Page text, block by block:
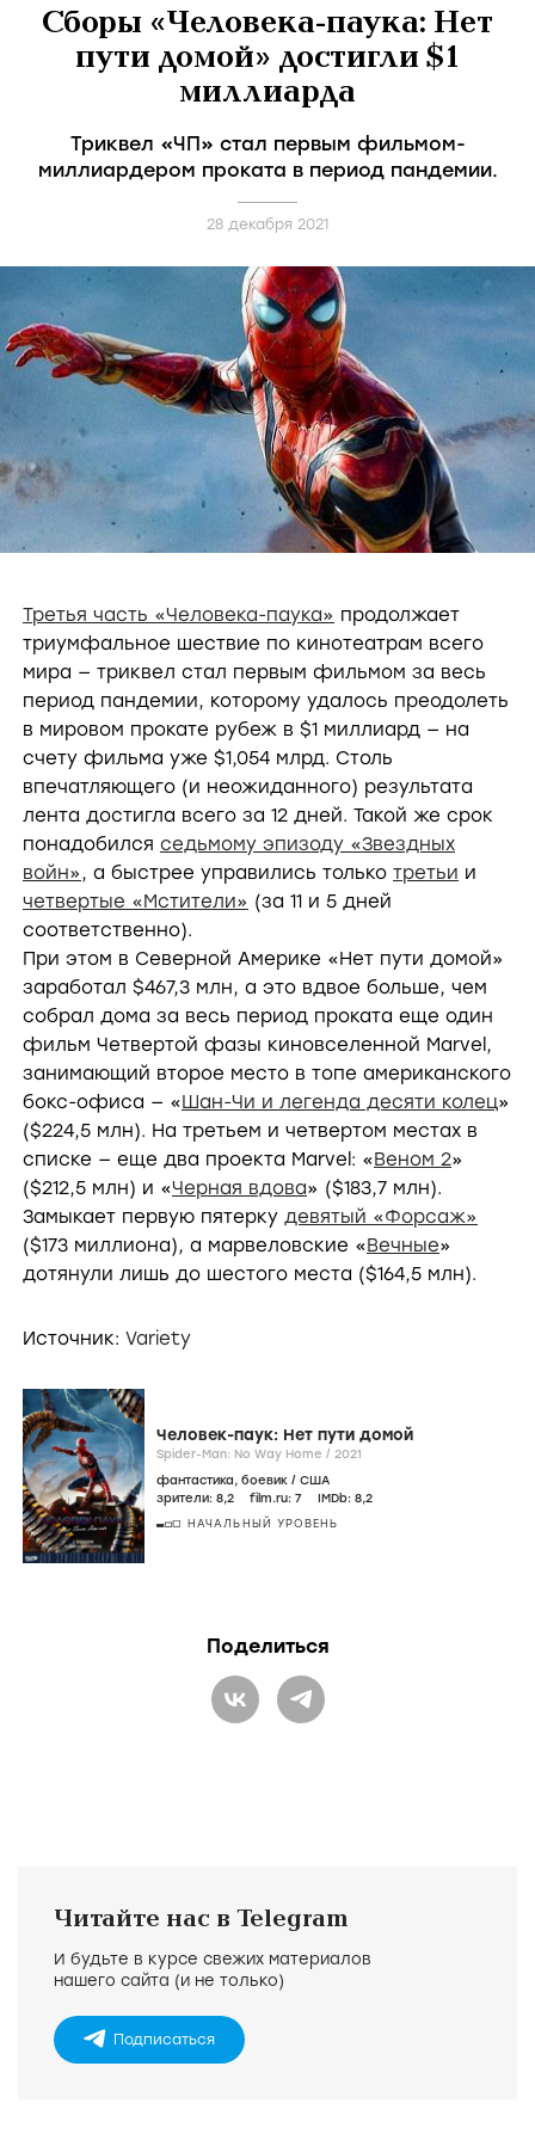
Сборы «Человека-паука: Нет
пути домой» достигли $1
миллиарда
Триквел «ЧП» стал первым фильмом-
миллиардером проката в период пандемии.
28 декабря 2021
Третья часть «Человека-паука» продолжает
триумфальное шествие по кинотеатрам всего
мира — триквел стал первым фильмом за весь
период пандемии, которому удалось преодолеть
в мировом прокате рубеж в $1 миллиард — на
счету фильма уже $1,054 млрд. Столь
впечатляющего (и неожиданного) результата
лента достигла всего за 12 дней. Такой же срок
понадобился седьмому эпизоду «Звездных
войн», а быстрее управились только третьи и
четвертые «Мстители» (за 11 и 5 дней
соответственно).
При этом в Северной Америке «Нет пути домой»
заработал $467,3 млн, а это вдвое больше, чем
собрал дома за весь период проката еще один
фильм Четвертой фазы киновселенной Marvel,
занимающий второе место в топе американского
бокс-офиса — «Шан-Чи и легенда десяти колец»
($224,5 млн). На третьем и четвертом местах в
списке — еще два проекта Marvel: «Веном 2»
($212,5 млн) и «Черная вдова» ($183,7 млн).
Замыкает первую пятерку девятый «Форсаж»
($173 миллиона), а марвеловские «Вечные»
дотянули лишь до шестого места ($164,5 млн).
Источник: Variety
Человек-паук: Нет пути домой
Spider-Man: No Way Home / 2021
фантастика, боевик / США
зрители: 8,2 film.ru: 7 IMDb: 8,2
НАЧАЛЬНЫЙ УРОВЕНЬ
Поделиться
Читайте нас в Telegram
И будьте в курсе свежих материалов
нашего сайта (и не только)
Подписаться